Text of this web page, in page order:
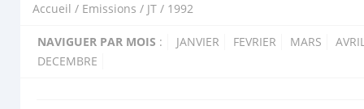
Accueil / Emissions / JT / 1992
NAVIGUER PAR MOIS : JANVIER FEVRIER MARS
DECEMBRE